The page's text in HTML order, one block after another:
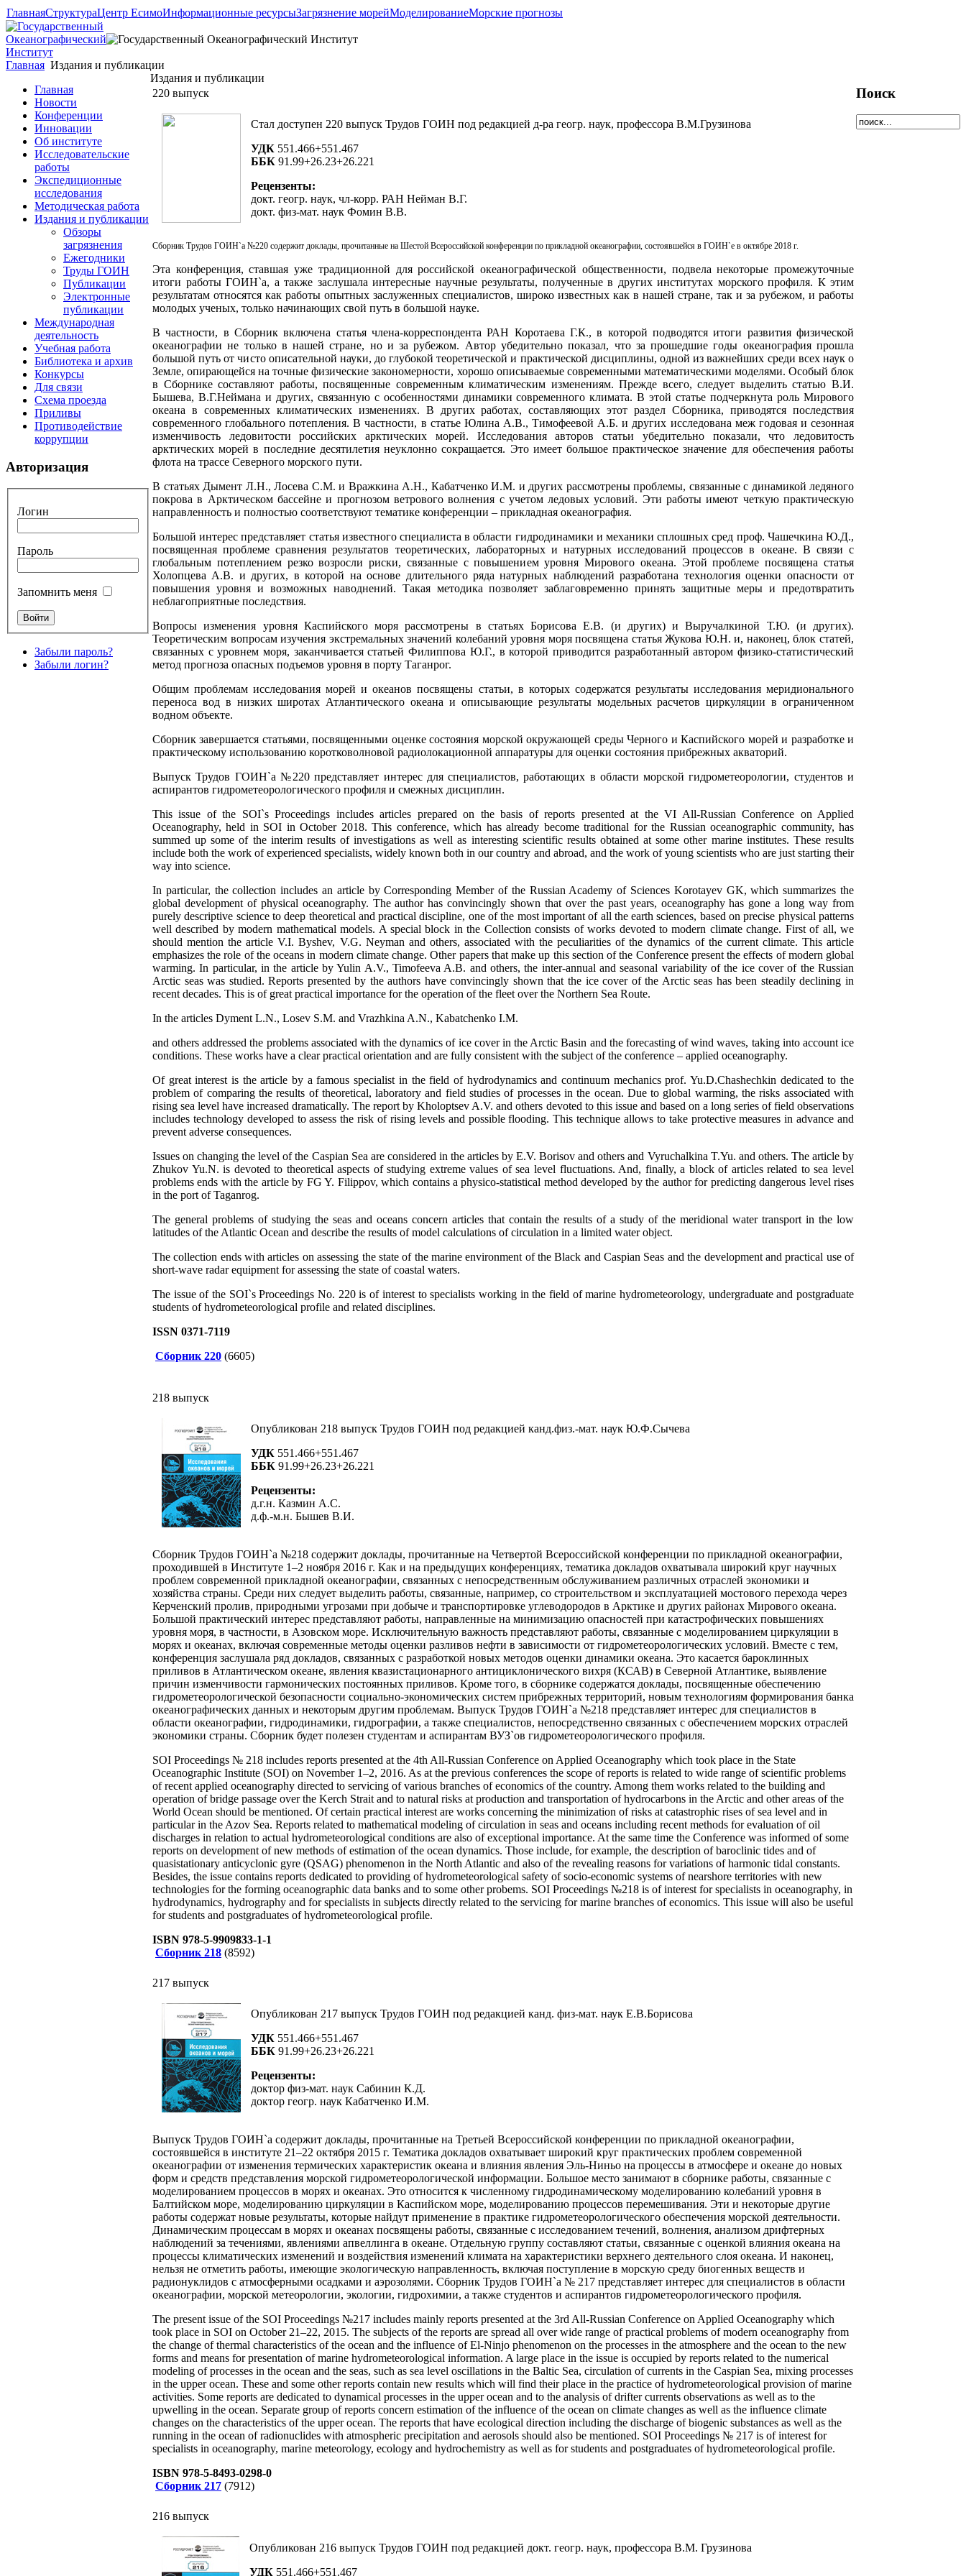
ГлавнаяСтруктураЦентр ЕсимоИнформационные ресурсыЗагрязнение морейМоделированиеМорские прогнозы
Главная Издания и публикации
Главная
Новости
Конференции
Инновации
Об институте
Исследовательские
работы
Экспедиционные
исследования
Методическая работа
Издания и публикации
Обзоры
загрязнения
Ежегодники
Труды ГОИН
Публикации
Электронные
публикации
Международная
деятельность
Учебная работа
Библиотека и архив
Конкурсы
Для связи
Схема проезда
Приливы
Противодействие
коррупции
Авторизация
Логин
Пароль
Запомнить меня
Забыли пароль?
Забыли логин?
Издания и публикации
220 выпуск
Стал доступен 220 выпуск Трудов ГОИН под редакцией д-ра геогр. наук, профессора В.М.Грузинова
УДК 551.466+551.467
ББК 91.99+26.23+26.221
Рецензенты:
докт. геогр. наук, чл-корр. РАН Нейман В.Г.
докт. физ-мат. наук Фомин В.В.
Сборник Трудов ГОИН`а №220 содержит доклады, прочитанные на Шестой Всероссийской конференции по прикладной океанографии, состоявшейся в ГОИН`е в октябре 2018 г.
Эта конференция, ставшая уже традиционной для российской океанографической общественности, подвела некоторые промежуточные
итоги работы ГОИН`а, а также заслушала интересные научные результаты, полученные в других институтах морского профиля. К этим
результатам относятся как работы опытных заслуженных специалистов, широко известных как в нашей стране, так и за рубежом, и работы
молодых ученых, только начинающих свой путь в большой науке.
В частности, в Cборник включена статья члена-корреспондента РАН Коротаева Г.К., в которой подводятся итоги развития физической
океанографии не только в нашей стране, но и за рубежом. Автор убедительно показал, что за прошедшие годы океанография прошла
большой путь от чисто описательной науки, до глубокой теоретической и практической дисциплины, одной из важнейших среди всех наук о
Земле, опирающейся на точные физические закономерности, хорошо описываемые современными математическими моделями. Особый блок
в Сборнике составляют работы, посвященные современным климатическим изменениям. Прежде всего, следует выделить статью В.И.
Бышева, В.Г.Неймана и других, связанную с особенностями динамики современного климата. В этой статье подчеркнута роль Мирового
океана в современных климатических изменениях. В других работах, составляющих этот раздел Сборника, приводятся последствия
современного глобального потепления. В частности, в статье Юлина А.В., Тимофеевой А.Б. и других исследована меж годовая и сезонная
изменчивость ледовитости российских арктических морей. Исследования авторов статьи убедительно показали, что ледовитость
арктических морей в последние десятилетия неуклонно сокращается. Это имеет большое практическое значение для обеспечения работы
флота на трассе Северного морского пути.
В статьях Дымент Л.Н., Лосева С.М. и Вражкина А.Н., Кабатченко И.М. и других рассмотрены проблемы, связанные с динамикой ледяного
покрова в Арктическом бассейне и прогнозом ветрового волнения с учетом ледовых условий. Эти работы имеют четкую практическую
направленность и полностью соответствуют тематике конференции – прикладная океанография.
Большой интерес представляет статья известного специалиста в области гидродинамики и механики сплошных сред проф. Чашечкина Ю.Д.,
посвященная проблеме сравнения результатов теоретических, лабораторных и натурных исследований процессов в океане. В связи с
глобальным потеплением резко возросли риски, связанные с повышением уровня Мирового океана. Этой проблеме посвящена статья
Холопцева А.В. и других, в которой на основе длительного ряда натурных наблюдений разработана технология оценки опасности от
повышения уровня и возможных наводнений. Такая методика позволяет заблаговременно принять защитные меры и предотвратить
неблагоприятные последствия.
Вопросы изменения уровня Каспийского моря рассмотрены в статьях Борисова Е.В. (и других) и Выручалкиной Т.Ю. (и других).
Теоретическим вопросам изучения экстремальных значений колебаний уровня моря посвящена статья Жукова Ю.Н. и, наконец, блок статей,
связанных с уровнем моря, заканчивается статьей Филиппова Ю.Г., в которой приводится разработанный автором физико-статистический
метод прогноза опасных подъемов уровня в порту Таганрог.
Общим проблемам исследования морей и океанов посвящены статьи, в которых содержатся результаты исследования меридионального
переноса вод в низких широтах Атлантического океана и описывающие результаты модельных расчетов циркуляции в ограниченном
водном объекте.
Сборник завершается статьями, посвященными оценке состояния морской окружающей среды Черного и Каспийского морей и разработке и
практическому использованию коротковолновой радиолокационной аппаратуры для оценки состояния прибрежных акваторий.
Выпуск Трудов ГОИН`а №220 представляет интерес для специалистов, работающих в области морской гидрометеорологии, студентов и
аспирантов гидрометеорологического профиля и смежных дисциплин.
This issue of the SOI`s Proceedings includes articles prepared on the basis of reports presented at the VI All-Russian Conference on Applied
Oceanography, held in SOI in October 2018. This conference, which has already become traditional for the Russian oceanographic community, has
summed up some of the interim results of investigations as well as interesting scientific results obtained at some other marine institutes. These results
include both the work of experienced specialists, widely known both in our country and abroad, and the work of young scientists who are just starting their
way into science.
In particular, the collection includes an article by Corresponding Member of the Russian Academy of Sciences Korotayev GK, which summarizes the
global development of physical oceanography. The author has convincingly shown that over the past years, oceanography has gone a long way from
purely descriptive science to deep theoretical and practical discipline, one of the most important of all the earth sciences, based on precise physical patterns
well described by modern mathematical models. A special block in the Collection consists of works devoted to modern climate change. First of all, we
should mention the article V.I. Byshev, V.G. Neyman and others, associated with the peculiarities of the dynamics of the current climate. This article
emphasizes the role of the oceans in modern climate change. Other papers that make up this section of the Conference present the effects of modern global
warming. In particular, in the article by Yulin A.V., Timofeeva A.B. and others, the inter-annual and seasonal variability of the ice cover of the Russian
Arctic seas was studied. Reports presented by the authors have convincingly shown that the ice cover of the Arctic seas has been steadily declining in
recent decades. This is of great practical importance for the operation of the fleet over the Northern Sea Route.
In the articles Dyment L.N., Losev S.M. and Vrazhkina A.N., Kabatchenko I.M.
and others addressed the problems associated with the dynamics of ice cover in the Arctic Basin and the forecasting of wind waves, taking into account ice
conditions. These works have a clear practical orientation and are fully consistent with the subject of the conference – applied oceanography.
Of great interest is the article by a famous specialist in the field of hydrodynamics and continuum mechanics prof. Yu.D.Chashechkin dedicated to the
problem of comparing the results of theoretical, laboratory and field studies of processes in the ocean. Due to global warming, the risks associated with
rising sea level have increased dramatically. The report by Kholoptsev A.V. and others devoted to this issue and based on a long series of field observations
includes technology developed to assess the risk of rising levels and possible flooding. This technique allows to take protective measures in advance and
prevent adverse consequences.
Issues on changing the level of the Caspian Sea are considered in the articles by E.V. Borisov and others and Vyruchalkina T.Yu. and others. The article by
Zhukov Yu.N. is devoted to theoretical aspects of studying extreme values of sea level fluctuations. And, finally, a block of articles related to sea level
problems ends with the article by FG Y. Filippov, which contains a physico-statistical method developed by the author for predicting dangerous level rises
in the port of Taganrog.
The general problems of studying the seas and oceans concern articles that contain the results of a study of the meridional water transport in the low
latitudes of the Atlantic Ocean and describe the results of model calculations of circulation in a limited water object.
The collection ends with articles on assessing the state of the marine environment of the Black and Caspian Seas and the development and practical use of
short-wave radar equipment for assessing the state of coastal waters.
The issue of the SOI`s Proceedings No. 220 is of interest to specialists working in the field of marine hydrometeorology, undergraduate and postgraduate
students of hydrometeorological profile and related disciplines.
ISSN 0371-7119
Сборник 220 (6605)
218 выпуск
Опубликован 218 выпуск Трудов ГОИН под редакцией канд.физ.-мат. наук Ю.Ф.Сычева
УДК 551.466+551.467
ББК 91.99+26.23+26.221
Рецензенты:
д.г.н. Казмин А.С.
д.ф.-м.н. Бышев В.И.
Сборник Трудов ГОИН`а №218 содержит доклады, прочитанные на Четвертой Всероссийской конференции по прикладной океанографии,
проходившей в Институте 1–2 ноября 2016 г. Как и на предыдущих конференциях, тематика докладов охватывала широкий круг научных
проблем современной прикладной океанографии, связанных с непосредственным обслуживанием различных отраслей экономики и
хозяйства страны. Среди них следует выделить работы, связанные, например, со строительством и эксплуатацией мостового перехода через
Керченский пролив, природными угрозами при добыче и транспортировке углеводородов в Арктике и других районах Мирового океана.
Большой практический интерес представляют работы, направленные на минимизацию опасностей при катастрофических повышениях
уровня моря, в частности, в Азовском море. Исключительную важность представляют работы, связанные с моделированием циркуляции в
морях и океанах, включая современные методы оценки разливов нефти в зависимости от гидрометеорологических условий. Вместе с тем,
конференция заслушала ряд докладов, связанных с разработкой новых методов оценки динамики океана. Это касается бароклинных
приливов в Атлантическом океане, явления квазистационарного антициклонического вихря (КСАВ) в Северной Атлантике, выявление
причин изменчивости гармонических постоянных приливов. Кроме того, в сборнике содержатся доклады, посвященные обеспечению
гидрометеорологической безопасности социально-экономических систем прибрежных территорий, новым технологиям формирования банка
океанографических данных и некоторым другим проблемам. Выпуск Трудов ГОИН`а №218 представляет интерес для специалистов в
области океанографии, гидродинамики, гидрографии, а также специалистов, непосредственно связанных с обеспечением морских отраслей
экономики страны. Сборник будет полезен студентам и аспирантам ВУЗ`ов гидрометеорологического профиля.
SOI Proceedings № 218 includes reports presented at the 4th All-Russian Conference on Applied Oceanography which took place in the State
Oceanographic Institute (SOI) on November 1–2, 2016. As at the previous conferences the scope of reports is related to wide range of scientific problems
of recent applied oceanography directed to servicing of various branches of economics of the country. Among them works related to the building and
operation of bridge passage over the Kerch Strait and to natural risks at production and transportation of hydrocarbons in the Arctic and other areas of the
World Ocean should be mentioned. Of certain practical interest are works concerning the minimization of risks at catastrophic rises of sea level and in
particular in the Azov Sea. Reports related to mathematical modeling of circulation in seas and oceans including recent methods for evaluation of oil
discharges in relation to actual hydrometeorological conditions are also of exceptional importance. At the same time the Conference was informed of some
reports on development of new methods of estimation of the ocean dynamics. Those include, for example, the description of baroclinic tides and of
quasistationary anticyclonic gyre (QSAG) phenomenon in the North Atlantic and also of the revealing reasons for variations of harmonic tidal constants.
Besides, the issue contains reports dedicated to providing of hydrometeorological safety of socio-economic systems of nearshore territories with new
technologies for the forming oceanographic data banks and to some other probems. SOI Proceedings №218 is of interest for specialists in oceanography, in
hydrodynamics, hydrography and for specialists in subjects directly related to the servicing for marine branches of economics. This issue will also be useful
for students and postgraduates of hydrometeorological profile.
ISBN 978-5-9909833-1-1
Сборник 218 (8592)
217 выпуск
Опубликован 217 выпуск Трудов ГОИН под редакцией канд. физ-мат. наук Е.В.Борисова
УДК 551.466+551.467
ББК 91.99+26.23+26.221
Рецензенты:
доктор физ-мат. наук Сабинин К.Д.
доктор геогр. наук Кабатченко И.М.
Выпуск Трудов ГОИН`а содержит доклады, прочитанные на Третьей Всероссийской конференции по прикладной океанографии,
состоявшейся в институте 21–22 октября 2015 г. Тематика докладов охватывает широкий круг практических проблем современной
океанографии от изменения термических характеристик океана и влияния явления Эль-Ниньо на процессы в атмосфере и океане до новых
форм и средств представления морской гидрометеорологической информации. Большое место занимают в сборнике работы, связанные с
моделированием процессов в морях и океанах. Это относится к численному гидродинамическому моделированию колебаний уровня в
Балтийском море, моделированию циркуляции в Каспийском море, моделированию процессов перемешивания. Эти и некоторые другие
работы содержат новые результаты, которые найдут применение в практике гидрометеорологического обеспечения морской деятельности.
Динамическим процессам в морях и океанах посвящены работы, связанные с исследованием течений, волнения, анализом дрифтерных
наблюдений за течениями, явлениями апвеллинга в океане. Отдельную группу составляют статьи, связанные с оценкой влияния океана на
процессы климатических изменений и воздействия изменений климата на характеристики верхнего деятельного слоя океана. И наконец,
нельзя не отметить работы, имеющие экологическую направленность, включая поступление в морскую среду биогенных веществ и
радионуклидов с атмосферными осадками и аэрозолями. Сборник Трудов ГОИН`а № 217 представляет интерес для специалистов в области
океанографии, морской метеорологии, экологии, гидрохимии, а также студентов и аспирантов гидрометеорологического профиля.
The present issue of the SOI Proceedings №217 includes mainly reports presented at the 3rd All-Russian Conference on Applied Oceanography which
took place in SOI on October 21–22, 2015. The subjects of the reports are spread all over wide range of practical problems of modern oceanography from
the change of thermal characteristics of the ocean and the influence of El-Ninjo phenomenon on the processes in the atmosphere and the ocean to the new
forms and means for presentation of marine hydrometeorological information. A large place in the issue is occupied by reports related to the numerical
modeling of processes in the ocean and the seas, such as sea level oscillations in the Baltic Sea, circulation of currents in the Caspian Sea, mixing processes
in the upper ocean. These and some other reports contain new results which will find their place in the practice of hydrometeorological provision of marine
activities. Some reports are dedicated to dynamical processes in the upper ocean and to the analysis of drifter currents observations as well as to the
upwelling in the ocean. Separate group of reports concern estimation of the influence of the ocean on climate changes as well as the influence climate
changes on the characteristics of the upper ocean. The reports that have ecological direction including the discharge of biogenic substances as well as the
running in the ocean of radionuclides with atmospheric precipitation and aerosols should also be mentioned. SOI Proceedings № 217 is of interest for
specialists in oceanography, marine meteorology, ecology and hydrochemistry as well as for students and postgraduates of hydrometeorological profile.
ISBN 978-5-8493-0298-0
Сборник 217 (7912)
216 выпуск
Опубликован 216 выпуск Трудов ГОИН под редакцией докт. геогр. наук, профессора В.М. Грузинова
УДК 551.466+551.467
Поиск